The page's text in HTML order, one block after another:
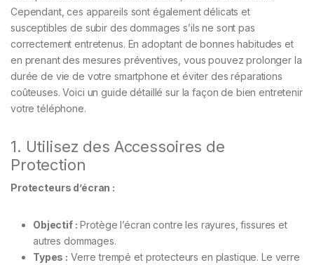
Cependant, ces appareils sont également délicats et
susceptibles de subir des dommages s’ils ne sont pas
correctement entretenus. En adoptant de bonnes habitudes et
en prenant des mesures préventives, vous pouvez prolonger la
durée de vie de votre smartphone et éviter des réparations
coûteuses. Voici un guide détaillé sur la façon de bien entretenir
votre téléphone.
1. Utilisez des Accessoires de
Protection
Protecteurs d’écran :
Objectif : Protège l’écran contre les rayures, fissures et
autres dommages.
Types : Verre trempé et protecteurs en plastique. Le verre